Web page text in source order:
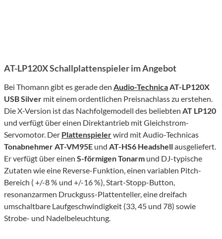
AT-LP120X Schallplattenspieler im Angebot
Bei Thomann gibt es gerade den Audio-TechnicaAT-LP120X
USB Silver mit einem ordentlichen Preisnachlass zu erstehen.
Die X-Version ist das Nachfolgemodell des beliebten AT LP120
und verfügt über einen Direktantrieb mit Gleichstrom-
Servomotor. Der Plattenspielerwird mit Audio-Technicas
Tonabnehmer AT-VM95E und AT-HS6 Headshellausgeliefert.
Er verfügt über einen S-förmigen Tonarm und DJ-typische
Zutaten wie eine Reverse-Funktion, einen variablen Pitch-
Bereich ( +/-8 % und +/-16 %), Start-Stopp-Button,
resonanzarmen Druckguss-Plattenteller, eine dreifach
umschaltbare Laufgeschwindigkeit (33, 45 und 78) sowie
Strobe- und Nadelbeleuchtung.